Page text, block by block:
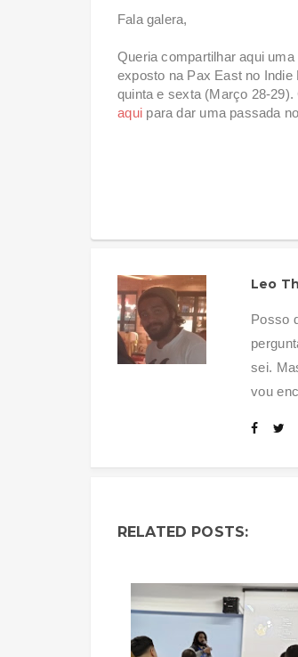
Fala galera,
Queria compartilhar aqui
exposto na Pax East no
quinta e sexta (Março 28-
aqui para dar uma passada
Leo
Posso
sei.
vou
RELATED POSTS: